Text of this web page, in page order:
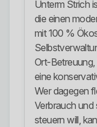
Unterm Strich
die einen
mit 100 %
Ort-
eine
Wer dagegen
Verbrauch und
steuern will,